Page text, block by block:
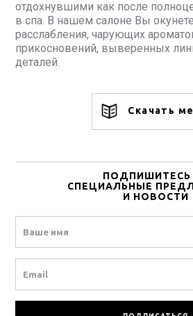
отдохнувшими как после
в спа. В нашем салоне Вы
расслабления, чарующих
прикосновений, выверенных
деталей.
Скачать
ПОДПИШИТЕСЬ
СПЕЦИАЛЬНЫЕ
И НОВОСТИ